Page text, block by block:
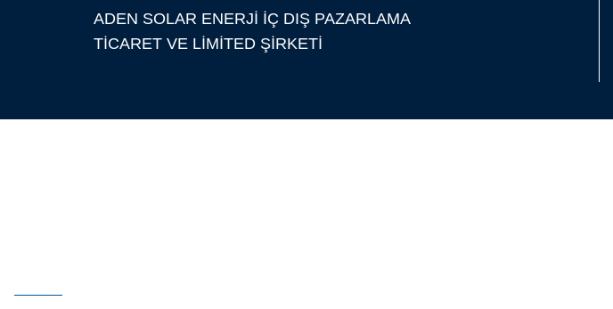
ADEN SOLAR ENERJİ İÇ DIŞ PAZARLAMA
TİCARET VE LİMİTED ŞİRKETİ